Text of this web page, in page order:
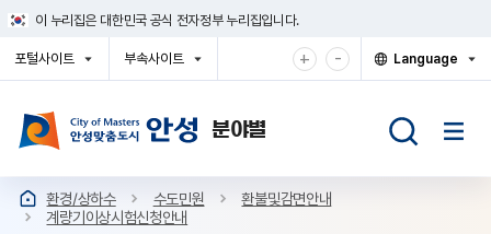
건
너
이 누리집은 대한민국 공식 전자정부 누리집입니다.
포털사이트
부속사이트
+확
대
-축
소
Language
환경/상하수 수도민원
환불및감면안내
계량기이상시험신청안내